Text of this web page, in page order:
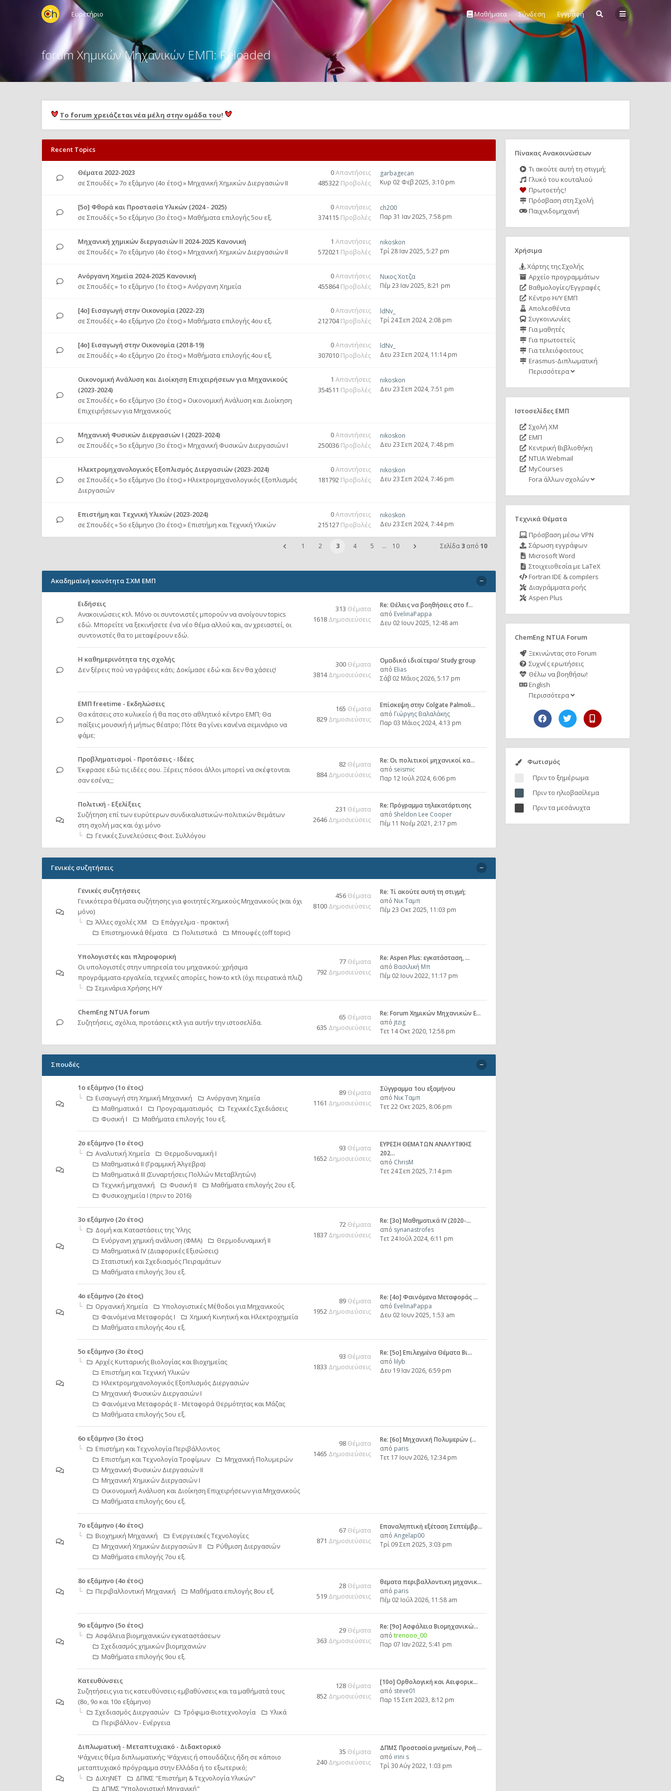
Μαθήματα Σύνδεση Εγγραφή
Ευρετήριο
forum Χημικών Μηχανικών ΕΜΠ: Reloaded
Το forum χρειάζεται νέα μέλη στην ομάδα του!
Recent Topics
Θέματα 2022-2023
σε Σπουδές»7ο εξάμηνο (4ο έτος)» Μηχανική Χημικών Διεργασιών ΙΙ
0Απαντήσεις
485322 Προβολές
garbagecan
Κυρ 02 Φεβ 2025, 3:10 pm
[5ο] Φθορά και Προστασία Υλικών (2024 - 2025)
σε Σπουδές»5ο εξάμηνο (3ο έτος)» Μαθήματα επιλογής 5ου εξ.
0Απαντήσεις
374115 Προβολές
ch200
Παρ 31 Ιαν 2025, 7:58 pm
Μηχανική χημικών διεργασιών ΙΙ 2024-2025 Κανονική
σε Σπουδές»7ο εξάμηνο (4ο έτος)» Μηχανική Χημικών Διεργασιών ΙΙ
1 Απαντήσεις
572021 Προβολές
nikoskon
Τρί 28 Ιαν 2025, 5:27 pm
Aνόργανη Χημεία 2024-2025 Κανονική
σε Σπουδές» 1ο εξάμηνο (1ο έτος)»Ανόργανη Χημεία
0Απαντήσεις
455864Προβολές
Νικος Χοτζα
Πέμ 23 Ιαν 2025, 8:21 pm
[4ο] Εισαγωγή στην Οικονομία (2022-23)
σε Σπουδές»4ο εξάμηνο (2ο έτος)» Μαθήματα επιλογής 4ου εξ.
0Απαντήσεις
212704Προβολές
ldNv_
Τρί 24 Σεπ 2024, 2:08 pm
[4ο] Εισαγωγή στην Οικονομία (2018-19)
σε Σπουδές»4ο εξάμηνο (2ο έτος)» Μαθήματα επιλογής 4ου εξ.
0Απαντήσεις
307010 Προβολές
ldNv_
Δευ 23 Σεπ 2024, 11:14 pm
Οικονομική Aνάλυση και Διοίκηση Επιχειρήσεων για Μηχανικούς
(2023-2024)
σε Σπουδές» 6ο εξάμηνο (3ο έτος)» Οικονομική Aνάλυση και Διοίκηση
Επιχειρήσεων για Μηχανικούς
1 Απαντήσεις
354511 Προβολές
nikoskon
Δευ 23 Σεπ 2024, 7:51 pm
Μηχανική Φυσικών Διεργασιών Ι (2023-2024)
σε Σπουδές»5ο εξάμηνο (3ο έτος)» Μηχανική Φυσικών Διεργασιών Ι
0Απαντήσεις
250036 Προβολές
nikoskon
Δευ 23 Σεπ 2024, 7:48 pm
Ηλεκτρομηχανολογικός Εξοπλισμός Διεργασιών (2023-2024)
σε Σπουδές»5ο εξάμηνο (3ο έτος)» Ηλεκτρομηχανολογικός Εξοπλισμός
Διεργασιών
0Απαντήσεις
181792 Προβολές
nikoskon
Δευ 23 Σεπ 2024, 7:46 pm
Επιστήμη και Τεχνική Υλικών (2023-2024)
σε Σπουδές»5ο εξάμηνο (3ο έτος)» Επιστήμη και Τεχνική Υλικών
0Απαντήσεις
215127 Προβολές
nikoskon
Δευ 23 Σεπ 2024, 7:44 pm
1 2 3 4 5 … 10 Σελίδα 3από 10
Ακαδημαϊκή κοινότητα ΣΧΜ ΕΜΠ
Ειδήσεις
Ανακοινώσεις κτλ. Μόνο οι συντονιστές μπορούν να ανοίγουν topics
εδώ. Μπορείτε να ξεκινήσετε ένα νέο θέμα αλλού και, αν χρειαστεί, οι
συντονιστές θα το μεταφέρουν εδώ.
313 Θέματα
1618 Δημοσιεύσεις
Re: Θέλεις να βοηθήσεις στο f…
από EvelinaPappa
Δευ 02 Ιουν 2025, 12:48 am
Η καθημερινότητα της σχολής
Δεν ξέρεις πού να γράψεις κάτι; Δοκίμασε εδώ και δεν θα χάσεις!
300 Θέματα
3814Δημοσιεύσεις
Ομαδικά ιδιαίτερα/ Study group
από Elias
Σάβ 02 Μάιος 2026, 5:17 pm
ΕΜΠ freetime - Εκδηλώσεις
Θα κάτσεις στο κυλικείο ή θα πας στο αθλητικό κέντρο ΕΜΠ; Θα
παίξεις μουσική ή μήπως θέατρο; Πότε θα γίνει κανένα σεμινάριο να
φάμε;
165 Θέματα
829 Δημοσιεύσεις
Επίσκεψη στην Colgate Palmoli…
από Γιώργης Βαλαλάκης
Παρ 03 Μάιος 2024, 4:13 pm
Προβληματισμοί - Προτάσεις - Ιδέες
Έκφρασε εδώ τις ιδέες σου. Ξέρεις πόσοι άλλοι μπορεί να σκέφτονται
σαν εσένα;;;
82 Θέματα
884Δημοσιεύσεις
Re: Οι πολιτικοί μηχανικοί κα…
από seismic
Παρ 12 Ιούλ 2024, 6:06 pm
Πολιτική - Εξελίξεις
Συζήτηση επί των ευρύτερων συνδικαλιστικών-πολιτικών θεμάτων
στη σχολή μας και όχι μόνο
Γενικές Συνελεύσεις Φοιτ. Συλλόγου
231 Θέματα
2646 Δημοσιεύσεις
Re: Πρόγραμμα τηλεκατάρτισης
από Sheldon Lee Cooper
Πέμ 11 Νοέμ 2021, 2:17 pm
Γενικές συζητήσεις
Γενικές συζητήσεις
Γενικότερα θέματα συζήτησης για φοιτητές Χημικούς Μηχανικούς (και όχι
μόνο)
Άλλες σχολές ΧΜ
Επάγγελμα - πρακτική
Επιστημονικά θέματα
Πολιτιστικά Μπουφές (off topic)
456 Θέματα
8100 Δημοσιεύσεις
Re: Tί ακούτε αυτή τη στιγμή;
από Νικ Ταμπ
Πέμ 23 Οκτ 2025, 11:03 pm
Υπολογιστές και πληροφορική
Οι υπολογιστές στην υπηρεσία του μηχανικού: χρήσιμα
προγράμματα-εργαλεία, τεχνικές απορίες, how-to κτλ (όχι πειρατικά πλιζ)
Σεμινάρια Χρήσης Η/Υ
77 Θέματα
792 Δημοσιεύσεις
Re: Aspen Plus: εγκατάσταση, …
από Βασιλική Μπ
Πέμ 02 Ιουν 2022, 11:17 pm
ChemEng NTUA forum
Συζητήσεις, σχόλια, προτάσεις κτλ για αυτήν την ιστοσελίδα.
65 Θέματα
635 Δημοσιεύσεις
Re: Forum Χημικών Μηχανικών Ε…
από jtzig
Τετ 14 Οκτ 2020, 12:58 pm
Σπουδές
1ο εξάμηνο (1ο έτος)
Εισαγωγή στη Χημική Μηχανική
Ανόργανη Χημεία
Μαθηματικά Ι
Προγραμματισμός
Τεχνικές Σχεδιάσεις
Φυσική Ι
Μαθήματα επιλογής 1ου εξ.
89 Θέματα
1161 Δημοσιεύσεις
Σύγγραμμα 1ου εξαμήνου
από Νικ Ταμπ
Τετ 22 Οκτ 2025, 8:06 pm
2ο εξάμηνο (1ο έτος)
Αναλυτική Χημεία
Θερμοδυναμική Ι
Μαθηματικά ΙΙ (Γραμμική Άλγεβρα)
Μαθηματικά ΙΙΙ (Συναρτήσεις Πολλών Μεταβλητών)
Τεχνική μηχανική
Φυσική ΙΙ
Μαθήματα επιλογής 2ου εξ.
Φυσικοχημεία Ι (πριν το 2016)
93 Θέματα
1652 Δημοσιεύσεις
ΕΥΡΕΣΗ ΘΕΜΑΤΩΝ ΑΝΑΛΥΤΙΚΗΣ
202…
από ChrisM
Τετ 24 Σεπ 2025, 7:14 pm
3ο εξάμηνο (2ο έτος)
Δομή και Καταστάσεις της Ύλης
Ενόργανη χημική ανάλυση (ΦΜΑ)
Θερμοδυναμική ΙΙ
Μαθηματικά ΙV (Διαφορικές Εξισώσεις)
Στατιστική και Σχεδιασμός Πειραμάτων
Μαθήματα επιλογής 3ου εξ.
72 Θέματα
1837 Δημοσιεύσεις
Re: [3ο] Μαθηματικά IV (2020-…
από synanastrofes
Τετ 24 Ιούλ 2024, 6:11 pm
4ο εξάμηνο (2ο έτος)
Οργανική Χημεία
Υπολογιστικές Mέθοδοι για Mηχανικούς
Φαινόμενα Μεταφοράς Ι
Χημική Κινητική και Ηλεκτροχημεία
Μαθήματα επιλογής 4ου εξ.
89 Θέματα
1952 Δημοσιεύσεις
Re: [4ο] Φαινόμενα Μεταφοράς …
από EvelinaPappa
Δευ 02 Ιουν 2025, 1:53 am
5ο εξάμηνο (3ο έτος)
Αρχές Κυτταρικής Βιολογίας και Βιοχημείας
Επιστήμη και Τεχνική Υλικών
Ηλεκτρομηχανολογικός Εξοπλισμός Διεργασιών
Μηχανική Φυσικών Διεργασιών Ι
Φαινόμενα Μεταφοράς II - Μεταφορά Θερμότητας και Μάζας
Μαθήματα επιλογής 5ου εξ.
93 Θέματα
1833 Δημοσιεύσεις
Re: [5ο] Επιλεγμένα Θέματα Βι…
από lilyb
Δευ 19 Ιαν 2026, 6:59 pm
6ο εξάμηνο (3ο έτος)
Επιστήμη και Τεχνολογία Περιβάλλοντος
Επιστήμη και Τεχνολογία Τροφίμων
Μηχανική Πολυμερών
Μηχανική Φυσικών Διεργασιών ΙΙ
Μηχανική Χημικών Διεργασιών Ι
Οικονομική Aνάλυση και Διοίκηση Επιχειρήσεων για Μηχανικούς
Μαθήματα επιλογής 6ου εξ.
98 Θέματα
1465 Δημοσιεύσεις
Re: [6o] Mηχανική Πολυμερών (…
από paris
Τετ 17 Ιουν 2026, 12:34 pm
7ο εξάμηνο (4ο έτος)
Βιοχημική Μηχανική
Ενεργειακές Τεχνολογίες
Μηχανική Χημικών Διεργασιών ΙΙ
Ρύθμιση Διεργασιών
Μαθήματα επιλογής 7ου εξ.
67 Θέματα
871 Δημοσιεύσεις
Επαναληπτική εξέταση Σεπτέμβρ…
από Angelap00
Τρί 09 Σεπ 2025, 3:03 pm
8ο εξάμηνο (4ο έτος)
Περιβαλλοντική Μηχανική
Μαθήματα επιλογής 8ου εξ.
28 Θέματα
519 Δημοσιεύσεις
θεματα περιβαλλοντικη μηχανικ…
από paris
Πέμ 02 Ιούλ 2026, 11:58 am
9ο εξάμηνο (5ο έτος)
Ασφάλεια βιομηχανικών εγκαταστάσεων
Σχεδιασμός χημικών βιομηχανιών
Μαθήματα επιλογής 9ου εξ.
29 Θέματα
363 Δημοσιεύσεις
Re: [9ο] Ασφάλεια Βιομηχανικώ…
από trenooo_00
Παρ 07 Ιαν 2022, 5:41 pm
Κατευθύνσεις
Συζητήσεις για τις κατευθύνσεις-εμβαθύνσεις και τα μαθήματά τους
(8ο, 9ο και 10ο εξάμηνο)
Σχεδιασμός Διεργασιών
Τρόφιμα-Βιοτεχνολογία
Υλικά
Περιβάλλον - Ενέργεια
128 Θέματα
852 Δημοσιεύσεις
[10o] Ορθολογική και Αειφορικ…
από steve01
Παρ 15 Σεπ 2023, 8:12 pm
Διπλωματική - Μεταπτυχιακό - Διδακτορικό
Ψάχνεις θέμα διπλωματικής; Ψάχνεις ή σπουδάζεις ήδη σε κάποιο
μεταπτυχιακό πρόγραμμα στην Ελλάδα ή το εξωτερικό;
ΔιΧηΝΕΤ
ΔΠΜΣ "Επιστήμη & Τεχνολογία Υλικών"
ΔΠΜΣ "Υπολογιστική Μηχανική"
35 Θέματα
240 Δημοσιεύσεις
ΔΠΜΣ Προστασία μνημείων, Ροή …
από irini s
Τρί 30 Αύγ 2022, 1:03 pm
Πίνακας Ανακοινώσεων
Τι ακούτε αυτή τη στιγμή;
Γλυκό του κουταλιού
Πρωτοετής;!
Πρόσβαση στη Σχολή
Παιχνιδομηχανή
Χρήσιμα
Χάρτης της Σχολής
Αρχείο προγραμμάτων
Βαθμολογίες/Εγγραφές
Κέντρο Η/Υ ΕΜΠ
Απολεσθέντα
Συγκοινωνίες
Για μαθητές
Για πρωτοετείς
Για τελειόφοιτους
Erasmus-Διπλωματική
Περισσότερα
Ιστοσελίδες ΕΜΠ
Σχολή ΧΜ
ΕΜΠ
Κεντρική Βιβλιοθήκη
NTUA Webmail
MyCourses
Fora άλλων σχολών
Τεχνικά Θέματα
Πρόσβαση μέσω VPN
Σάρωση εγγράφων
Microsoft Word
Στοιχειοθεσία με LaTeX
Fortran IDE & compilers
Διαγράμματα ροής
Aspen Plus
ChemEng NTUA Forum
Ξεκινώντας στο Forum
Συχνές ερωτήσεις
Θέλω να βοηθήσω!
English
Περισσότερα
Φωτισμός
Πριν το ξημέρωμα
Πριν το ηλιοβασίλεμα
Πριν τα μεσάνυχτα